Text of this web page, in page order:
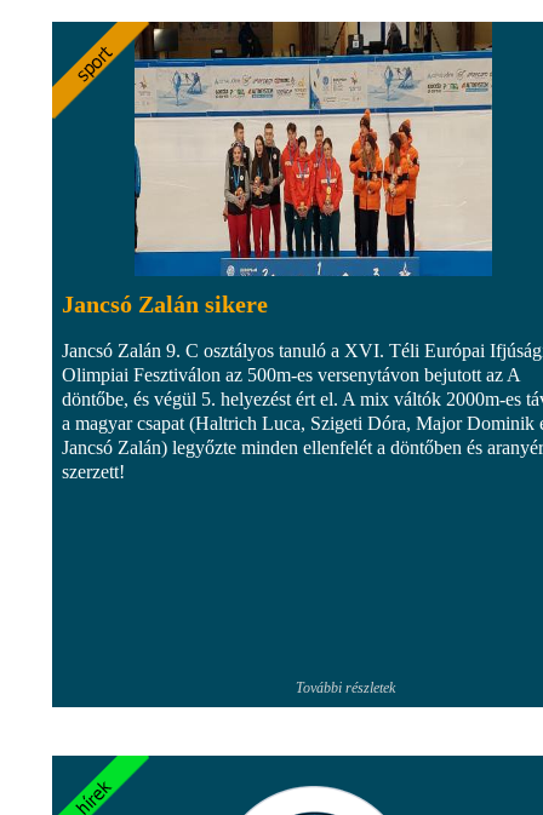
Jancsó Zalán sikere
Jancsó Zalán 9. C osztályos tanuló a XVI. Téli Európai
Olimpiai Fesztiválon az 500m-es versenytávon bejutott az A
döntőbe, és végül 5. helyezést ért el. A mix váltók 2000m-es
a magyar csapat (Haltrich Luca, Szigeti Dóra, Major Dominik
Jancsó Zalán) legyőzte minden ellenfelét a döntőben és
szerzett!
További részletek